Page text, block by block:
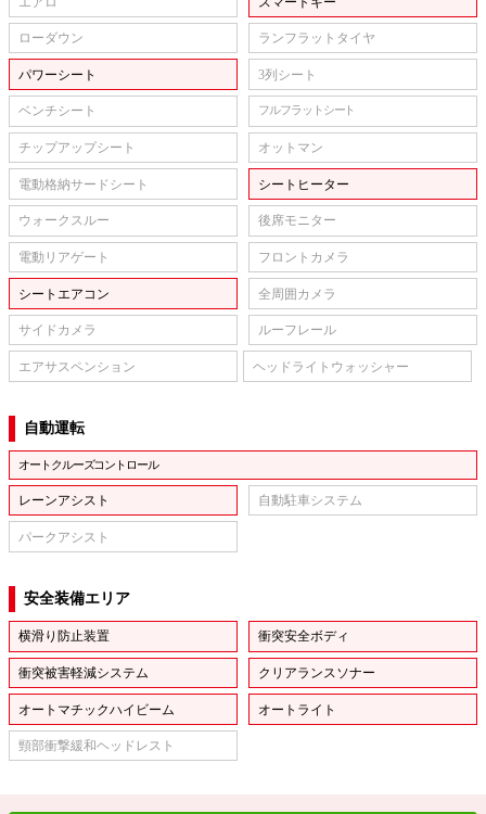
ローダウン ランフラットタイヤ
パワーシート 3列シート
ベンチシート フルフラットシート
チップアップシート オットマン
電動格納サードシート シートヒーター
ウォークスルー 後席モニター
電動リアゲート フロントカメラ
シートエアコン 全周囲カメラ
サイドカメラ ルーフレール
エアサスペンション ヘッドライトウォッシャー
自動運転
オートクルーズコントロール
レーンアシスト 自動駐車システム
パークアシスト
安全装備エリア
横滑り防止装置 衝突安全ボディ
衝突被害軽減システム クリアランスソナー
オートマチックハイビーム オートライト
頸部衝撃緩和ヘッドレスト